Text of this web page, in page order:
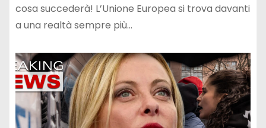
cosa succederà! L’Unione Europea si trova davanti
a una realtà sempre più…